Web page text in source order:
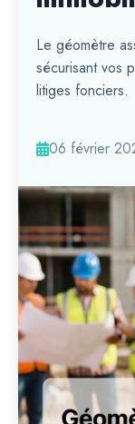
Le géomètre
sécurisant vos
litiges fonciers.
06 février